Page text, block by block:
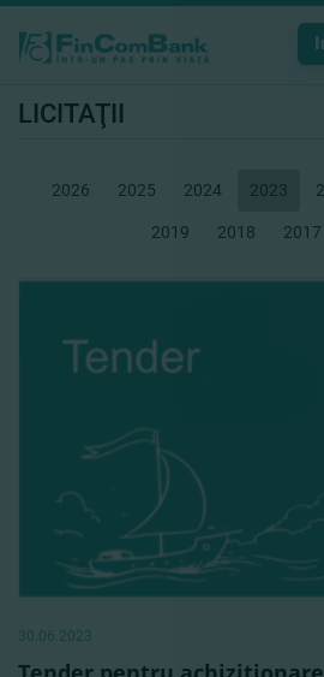
LICITAŢII
2026 2025 2024 2023
2019 2018 2017
30.06.2023